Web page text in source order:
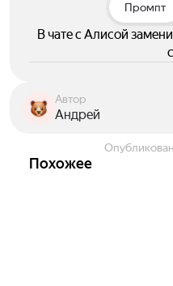
Промпт
В чате с Алисой
Автор
Андрей
Похожее